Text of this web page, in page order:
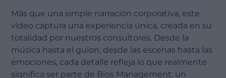
Más que una simple narración corporativa, este
vídeo captura una experiencia única, creada en su
totalidad por nuestros consultores. Desde la
música hasta el guion, desde las escenas hasta las
emociones, cada detalle refleja lo que realmente
significa ser parte de Bios Management: un